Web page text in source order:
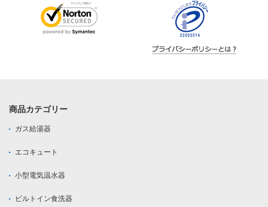
商品カテゴリー
ガス給湯器
エコキュート
小型電気温水器
ビルトイン食洗器